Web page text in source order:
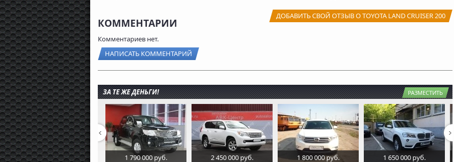
ДОБАВИТЬ СВОЙ ОТЗЫВ О TOYOTA LAND CRUISER 200
КОММЕНТАРИИ
Комментариев нет.
НАПИСАТЬ КОММЕНТАРИЙ
ЗА ТЕ ЖЕ ДЕНЬГИ! РАЗМЕСТИТЬ
1 790 000 руб.
2 450 000 руб.
1 800 000 руб.
1 650 000 руб.